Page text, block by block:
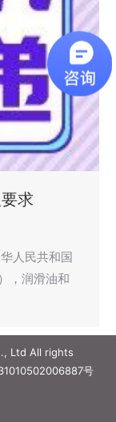
求
人民共和国
，润滑油和
Ltd All rights
号